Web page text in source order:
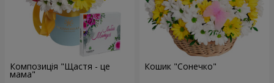
Композиція "Щастя - це
мама"
Кошик "Сонечко"